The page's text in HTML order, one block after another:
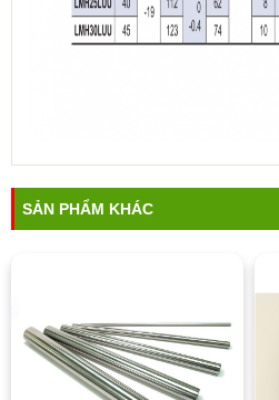
SẢN PHẨM KHÁC